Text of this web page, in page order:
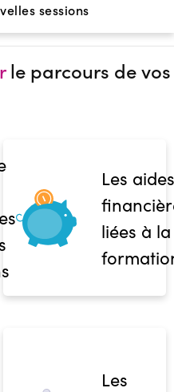
sessions
le parcours de vos
Les aides
liées à la
Les